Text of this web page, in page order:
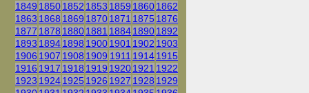
1849 18501852 1853 1859 18601862
1863 1868 1869 18701871 1875 1876
1877 1878 18801881 188418901892
1893 18941898 19001901 1902 1903
1906 1907 1908 1909 1911 19141915
1916 1917 1918 1919 19201921 1922
1923 19241925 1926 1927 1928 1929